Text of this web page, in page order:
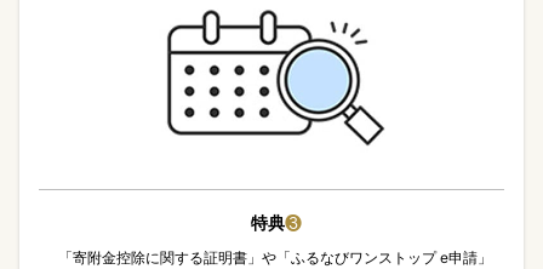
特典❸
「寄附金控除に関する証明書」や「ふるなびワンストップ e申請」